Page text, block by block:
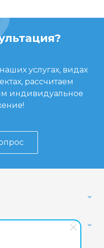
услугах, видах
рассчитаем
индивидуальное